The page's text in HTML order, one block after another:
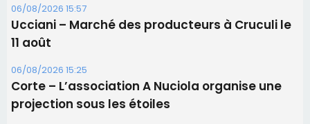
06/08/2026 15:57
Ucciani – Marché des producteurs à Cruculi le
11 août
06/08/2026 15:25
Corte – L’association A Nuciola organise une
projection sous les étoiles